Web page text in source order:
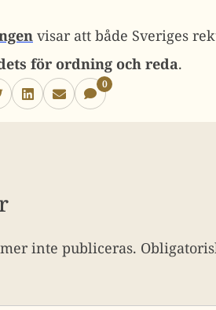
visar att både Sveriges
för ordning och reda.
0
inte publiceras.